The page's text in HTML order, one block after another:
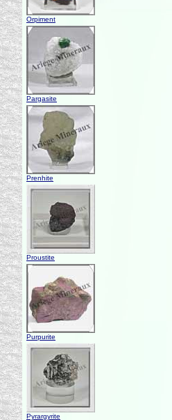
Orpiment
Pargasite
Prenhite
Proustite
Purpurite
Pyrargyrite